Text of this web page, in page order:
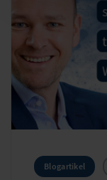
Blogartikel